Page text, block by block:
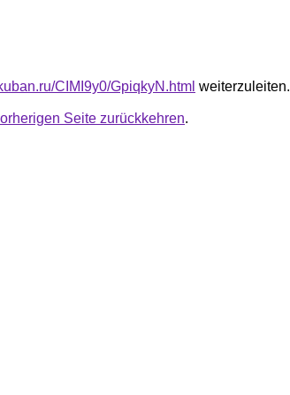
CIMI9y0/GpiqkyN.html weiterzuleiten.
Seite zurückkehren.